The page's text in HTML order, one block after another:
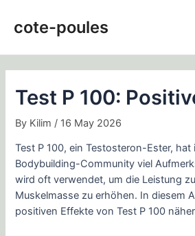
cote-poules
Test P 100:
By Kilim / 16 May 2026
Test P 100, ein Testosteron-Ester,
Bodybuilding-Community viel
wird oft verwendet, um die Leistung
Muskelmasse zu erhöhen. In diesem
positiven Effekte von Test P 100
navigation